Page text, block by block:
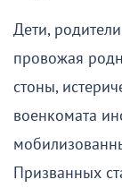
Дети,
провожая
стоны,
военкомата
Призванных